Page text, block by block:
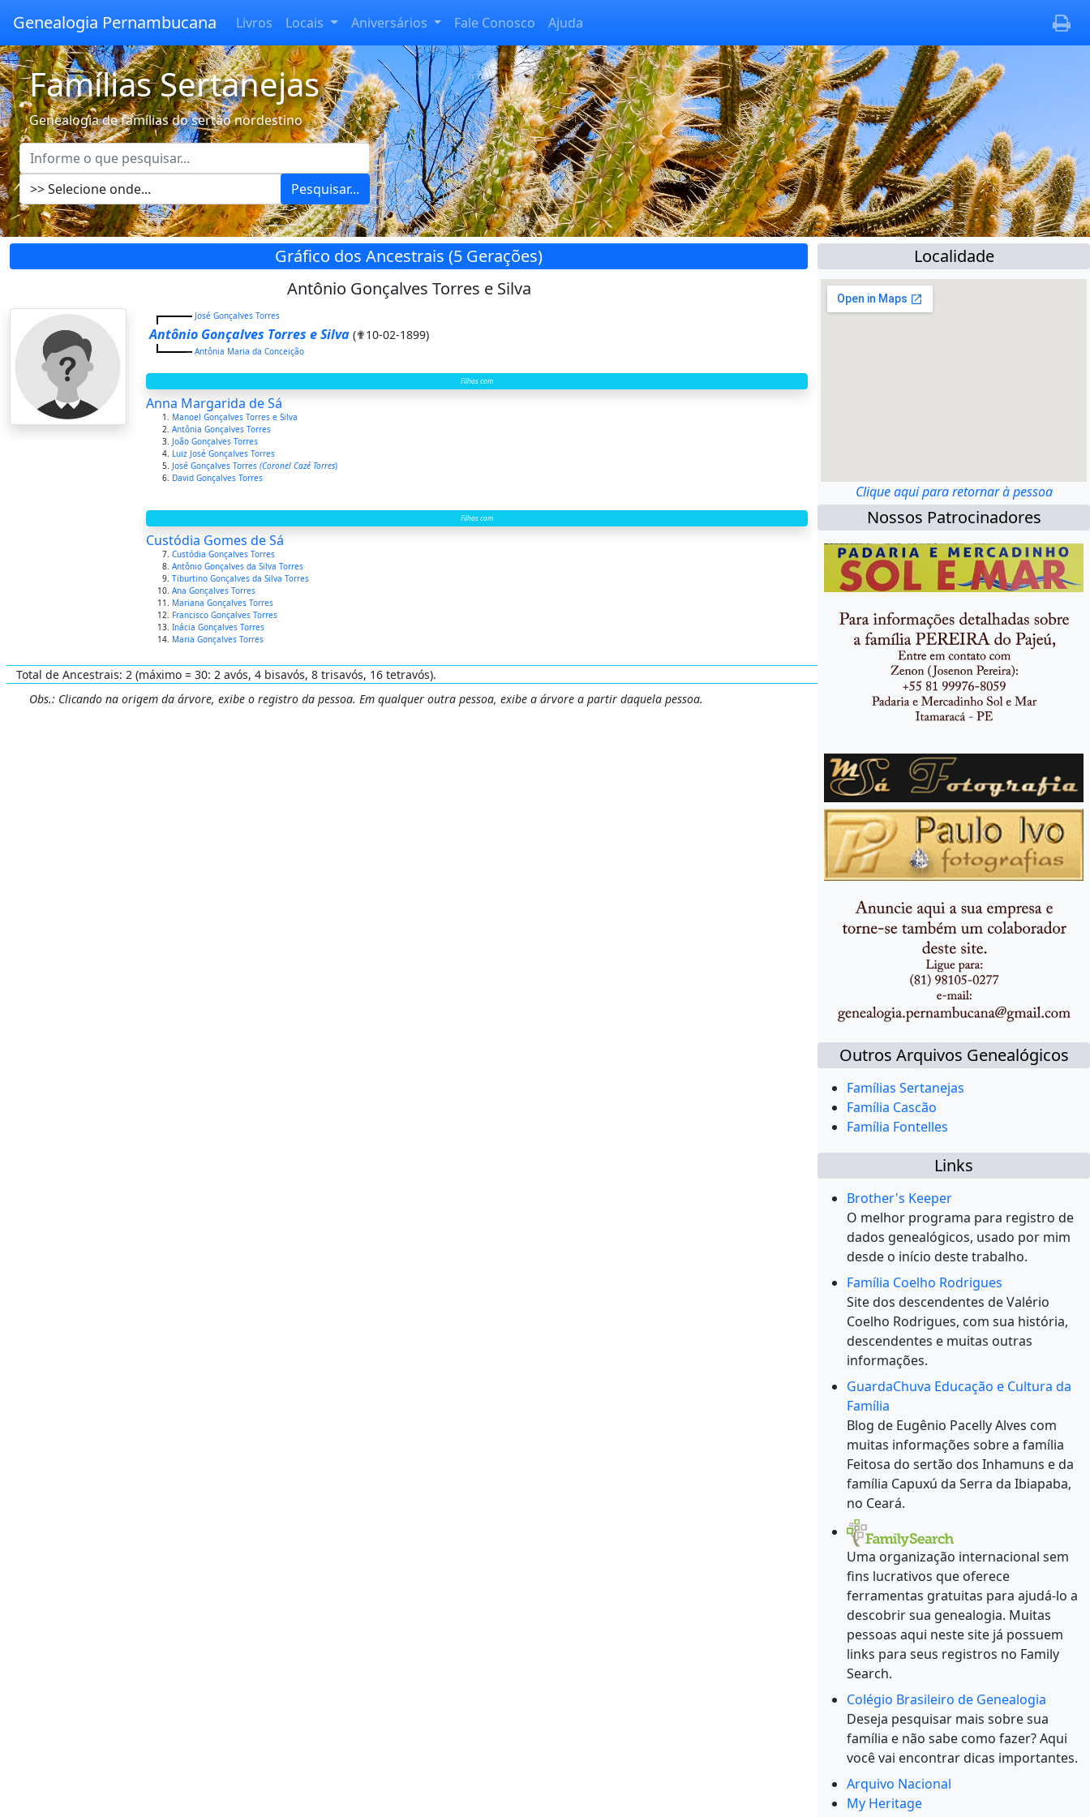
Genealogia Pernambucana Livros Locais Aniversários Fale Conosco Ajuda
Famílias Sertanejas
Genealogia de famílias do sertão nordestino
Pesquisar...
Gráfico dos Ancestrais (5 Gerações)
Antônio Gonçalves Torres e Silva
José Gonçalves Torres
Antônio Gonçalves Torres e Silva (✟10-02-1899)
Antônia Maria da Conceição
Filhos com
Anna Margarida de Sá
Manoel Gonçalves Torres e Silva
Antônia Gonçalves Torres
João Gonçalves Torres
Luiz José Gonçalves Torres
José Gonçalves Torres (Coronel Cazé Torres)
David Gonçalves Torres
Filhos com
Custódia Gomes de Sá
Custódia Gonçalves Torres
Antônio Gonçalves da Silva Torres
Tiburtino Gonçalves da Silva Torres
Ana Gonçalves Torres
Mariana Gonçalves Torres
Francisco Gonçalves Torres
Inácia Gonçalves Torres
Maria Gonçalves Torres
Total de Ancestrais: 2 (máximo = 30: 2 avós, 4 bisavós, 8 trisavós, 16 tetravós).
Obs.: Clicando na origem da árvore, exibe o registro da pessoa. Em qualquer outra pessoa, exibe a árvore a partir daquela pessoa.
Localidade
Clique aqui para retornar à pessoa
Nossos Patrocinadores
Outros Arquivos Genealógicos
Famílias Sertanejas
Família Cascão
Família Fontelles
Links
Brother's Keeper
O melhor programa para registro de
dados genealógicos, usado por mim
desde o início deste trabalho.
Família Coelho Rodrigues
Site dos descendentes de Valério
Coelho Rodrigues, com sua história,
descendentes e muitas outras
informações.
GuardaChuva Educação e Cultura da
Família
Blog de Eugênio Pacelly Alves com
muitas informações sobre a família
Feitosa do sertão dos Inhamuns e da
família Capuxú da Serra da Ibiapaba,
no Ceará.
Uma organização internacional sem
fins lucrativos que oferece
ferramentas gratuitas para ajudá-lo a
descobrir sua genealogia. Muitas
pessoas aqui neste site já possuem
links para seus registros no Family
Search.
Colégio Brasileiro de Genealogia
Deseja pesquisar mais sobre sua
família e não sabe como fazer? Aqui
você vai encontrar dicas importantes.
Arquivo Nacional
My Heritage